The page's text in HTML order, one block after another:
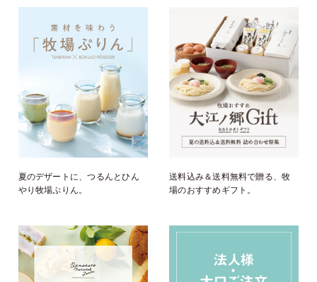
夏のデザートに、つるんとひん
やり牧場ぷりん。
送料込み＆送料無料で贈る、牧
場のおすすめギフト。